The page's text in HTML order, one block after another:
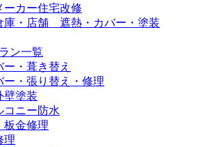
ーカー住宅改修
庫・店舗 遮熱・カバー・塗装
ン一覧
ー・葺き替え
ー・張り替え・修理
壁塗装
コニー防水
板金修理
理